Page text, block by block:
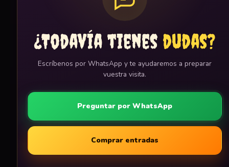
¿Todavía tienes dudas?
Escríbenos por WhatsApp y te ayudaremos a preparar
vuestra visita.
Preguntar por WhatsApp
Comprar entradas